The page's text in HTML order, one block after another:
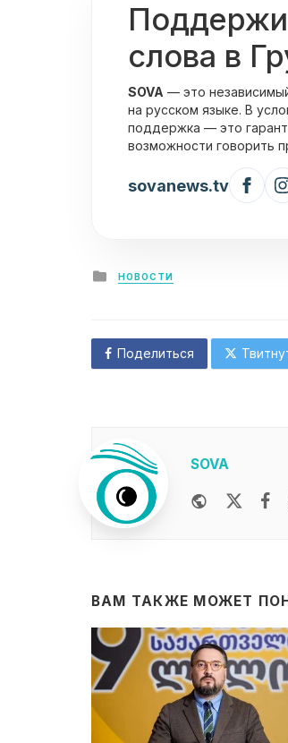
слова в
SOVA — это
на русском языке. В
поддержка — это
возможности говорить
sovanews.tv
Posted
in
НОВОСТИ
Поделиться
SOVA
Website
ВАМ ТАКЖЕ МОЖЕТ